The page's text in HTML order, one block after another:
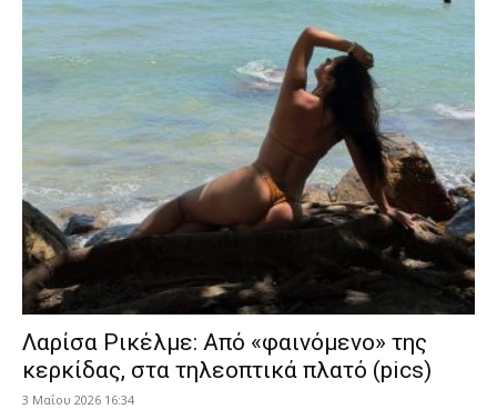
Λαρίσα Ρικέλμε: Από «φαινόμενο» της
κερκίδας, στα τηλεοπτικά πλατό (pics)
3 Μαΐου 2026 16:34